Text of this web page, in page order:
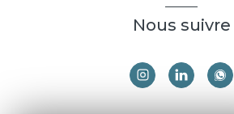
Nous suivre